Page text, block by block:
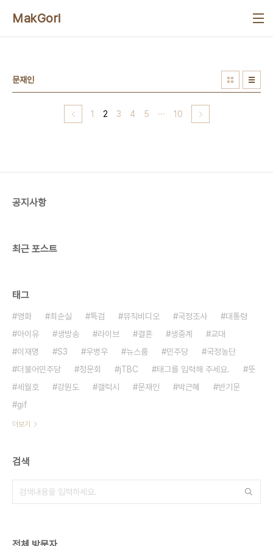
MakGori
문재인
1 2 3 4 5 ··· 10
공지사항
최근 포스트
태그
영화 최순실 특검 뮤직비디오 국정조사
대통령
아이유
생방송 라이브 결혼 생중계
교대
이재명
S3 우병우 뉴스룸 민주당
국정농단
더불어민주당
청문회 jTBC 태그를 입력해 주세요.
뜻
세월호
강원도 갤럭시 문재인 박근혜
반기문
gif
더보기
검색